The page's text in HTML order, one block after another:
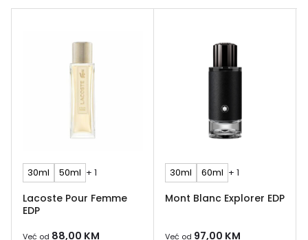
30ml 50ml + 1
Lacoste Pour Femme
EDP
Već od 88,00 KM
30ml 60ml + 1
Mont Blanc Explorer EDP
Već od 97,00 KM